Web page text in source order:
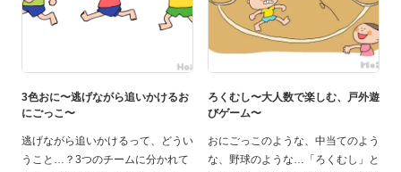
3色おに〜逃げながら追いかけるお
にごっこ〜
逃げながら追いかけるって、どうい
うこと…？3つのチームに分かれて
ろくむし〜大人数で楽しむ、戸外遊
びゲーム〜
おにごっこのような、中当てのよう
な、野球のような…「ろくむし」と